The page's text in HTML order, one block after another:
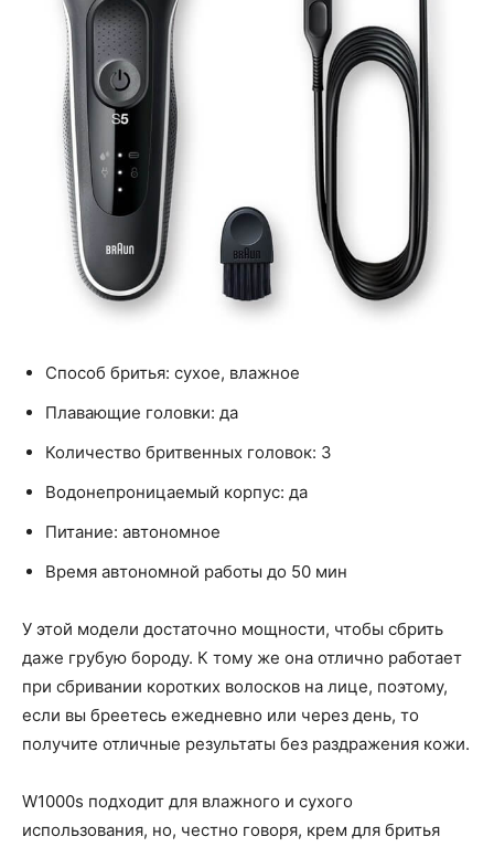
Способ бритья: сухое, влажное
Плавающие головки: да
Количество бритвенных головок: 3
Водонепроницаемый корпус: да
Питание: автономное
Время автономной работы до 50 мин
У этой модели достаточно мощности, чтобы сбрить
даже грубую бороду. К тому же она отлично работает
при сбривании коротких волосков на лице, поэтому,
если вы бреетесь ежедневно или через день, то
получите отличные результаты без раздражения кожи.
W1000s подходит для влажного и сухого
использования, но, честно говоря, крем для бритья